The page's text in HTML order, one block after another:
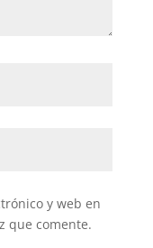
y web en
que comente.